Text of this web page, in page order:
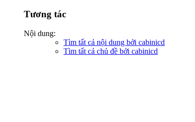
Tương tác
Nội dung:
Tìm tất cả nội dung bởi cabinicd
Tìm tất cả chủ đề bởi cabinicd